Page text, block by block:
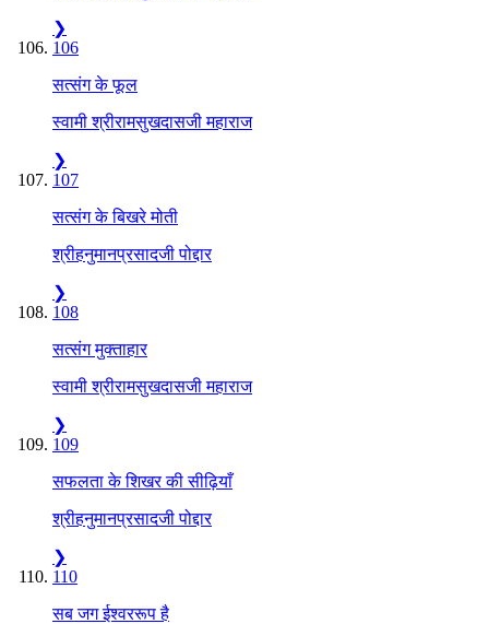
❯
106
सत्संग के फूल
स्वामी श्रीरामसुखदासजी महाराज
❯
107
सत्संग के बिखरे मोती
श्रीहनुमानप्रसादजी पोद्दार
❯
108
सत्संग मुक्ताहार
स्वामी श्रीरामसुखदासजी महाराज
❯
109
सफलता के शिखर की सीढ़ियाँ
श्रीहनुमानप्रसादजी पोद्दार
❯
110
सब जग ईश्वररूप है